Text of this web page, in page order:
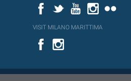
FacebookTwitterYouTubeInstagram
VISIT MILANO MARITTIMA
Facebook